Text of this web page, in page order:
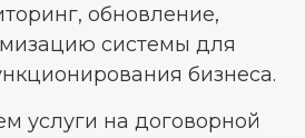
обновление,
системы для
бизнеса.
услуги на договорной